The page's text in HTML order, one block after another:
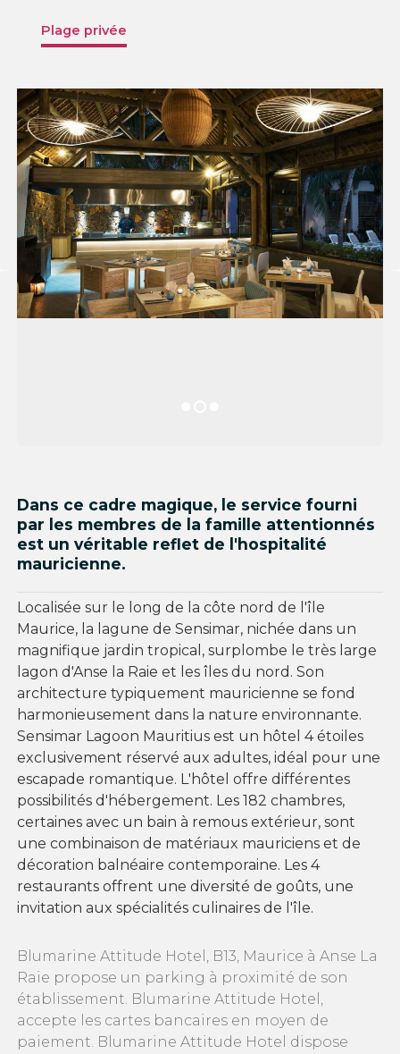
Plage privée
Dans ce cadre magique, le service fourni
par les membres de la famille attentionnés
est un véritable reflet de l'hospitalité
mauricienne.
Localisée sur le long de la côte nord de l'île
Maurice, la lagune de Sensimar, nichée dans un
magnifique jardin tropical, surplombe le très large
lagon d'Anse la Raie et les îles du nord. Son
architecture typiquement mauricienne se fond
harmonieusement dans la nature environnante.
Sensimar Lagoon Mauritius est un hôtel 4 étoiles
exclusivement réservé aux adultes, idéal pour une
escapade romantique. L'hôtel offre différentes
possibilités d'hébergement. Les 182 chambres,
certaines avec un bain à remous extérieur, sont
une combinaison de matériaux mauriciens et de
décoration balnéaire contemporaine. Les 4
restaurants offrent une diversité de goûts, une
invitation aux spécialités culinaires de l'île.
Blumarine Attitude Hotel, B13, Maurice à Anse La
Raie propose un parking à proximité de son
établissement. Blumarine Attitude Hotel,
accepte les cartes bancaires en moyen de
paiement. Blumarine Attitude Hotel dispose